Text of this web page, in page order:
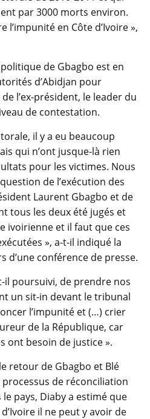
par 3000 morts environ.
l’impunité en Côte d’Ivoire »,
de Gbagbo est en
d’Abidjan pour
l’ex-président, le leader du
de contestation.
il y a eu beaucoup
qui n’ont jusque-là rien
pour les victimes. Nous
de l’exécution des
Laurent Gbagbo et de
tous les deux été jugés et
ivoirienne et il faut que ces
», a-t-il indiqué la
d’une conférence de presse.
il poursuivi, de prendre nos
un sit-in devant le tribunal
l’impunité et (…) crier
de la République, car
ont besoin de justice ».
retour de Gbagbo et Blé
de réconciliation
pays, Diaby a estimé que
il ne peut y avoir de